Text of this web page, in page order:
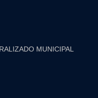
MUNICIPAL